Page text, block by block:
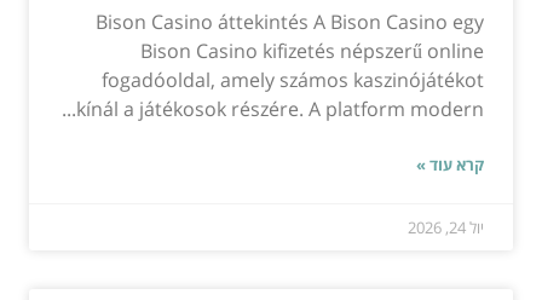
Bison Casino áttekintés A Bison Casino egy
Bison Casino kifizetés népszerű online
fogadóoldal, amely számos kaszinójátékot
kínál a játékosok részére. A platform modern...
קרא עוד »
יול 24, 2026